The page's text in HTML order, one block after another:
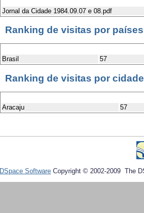
Jornal da Cidade 1984.09.07 e 08.pdf
Ranking de visitas por países
Brasil 57
Ranking de visitas por
Aracaju 57
DSpace Software Copyright © 2002-2009 The